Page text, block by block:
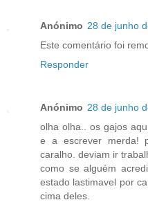
Anónimo 28 de junho
Este comentário foi
Responder
Anónimo 28 de junho
olha olha.. os gajos
e a escrever merda!
caralho. deviam ir
como se alguém
estado lastimavel por
cima deles.